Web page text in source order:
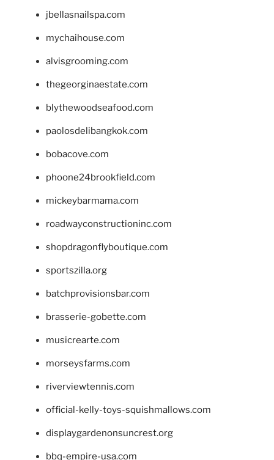
jbellasnailspa.com
mychaihouse.com
alvisgrooming.com
thegeorginaestate.com
blythewoodseafood.com
paolosdelibangkok.com
bobacove.com
phoone24brookfield.com
mickeybarmama.com
roadwayconstructioninc.com
shopdragonflyboutique.com
sportszilla.org
batchprovisionsbar.com
brasserie-gobette.com
musicrearte.com
morseysfarms.com
riverviewtennis.com
official-kelly-toys-squishmallows.com
displaygardenonsuncrest.org
bbq-empire-usa.com